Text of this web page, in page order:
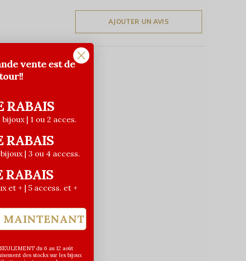
AJOUTER UN AVIS
vente est de
RABAIS
| 1 ou 2 acces.
RABAIS
| 3 ou 4 access.
RABAIS
et + | 5 access. et +
MAINTENANT
du 6 au 12 août
des stocks sur les bijoux